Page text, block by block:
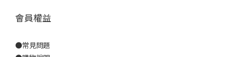
會員權益
●常見問題